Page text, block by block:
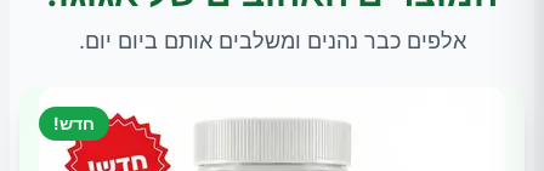
אלפים כבר נהנים ומשלבים אותם ביום יום.
חדש!